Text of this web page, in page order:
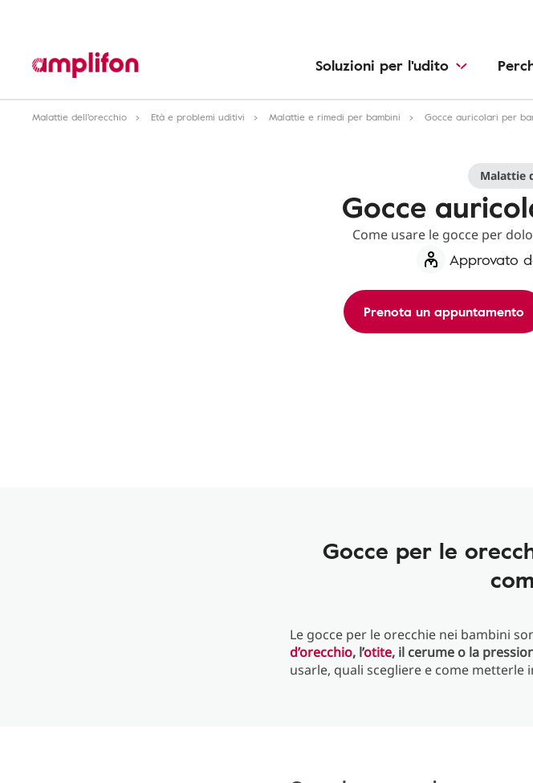
Soluzioni per l'udito
Malattie dell'orecchio Età e problemi uditivi Malattie e rimedi per bambini Gocce auricolari per
Malattie
Gocce
Come usare le gocce per
Approvato
Prenota un appuntamento
Gocce per le
Le gocce per le orecchie nei bambini
d’orecchio, l’otite, il cerume o la
usarle, quali scegliere e come metterle